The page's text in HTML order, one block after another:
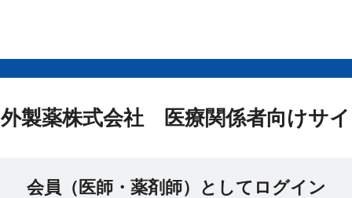
製薬株式会社 医療関係者向けサ
会員（医師・薬剤師）としてログイン